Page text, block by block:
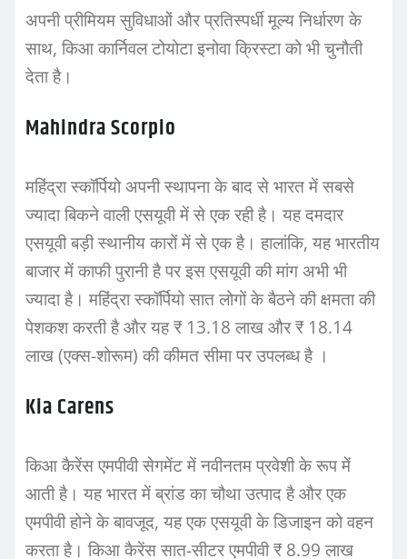
अपनी प्रीमियम सुविधाओं और प्रतिस्पर्धी मूल्य निर्धारण के
साथ, किआ कार्निवल टोयोटा इनोवा क्रिस्टा को भी चुनौती
देता है।
Mahindra Scorpio
महिंद्रा स्कॉर्पियो अपनी स्थापना के बाद से भारत में सबसे
ज्यादा बिकने वाली एसयूवी में से एक रही है। यह दमदार
एसयूवी बड़ी स्थानीय कारों में से एक है। हालांकि, यह भारतीय
बाजार में काफी पुरानी है पर इस एसयूवी की मांग अभी भी
ज्यादा है। महिंद्रा स्कॉर्पियो सात लोगों के बैठने की क्षमता की
पेशकश करती है और यह ₹ 13.18 लाख और ₹ 18.14
लाख (एक्स-शोरूम) की कीमत सीमा पर उपलब्ध है ।
Kia Carens
किआ कैरेंस एमपीवी सेगमेंट में नवीनतम प्रवेशी के रूप में
आती है। यह भारत में ब्रांड का चौथा उत्पाद है और एक
एमपीवी होने के बावजूद, यह एक एसयूवी के डिजाइन को वहन
करता है। किआ कैरेंस सात-सीटर एमपीवी ₹ 8.99 लाख